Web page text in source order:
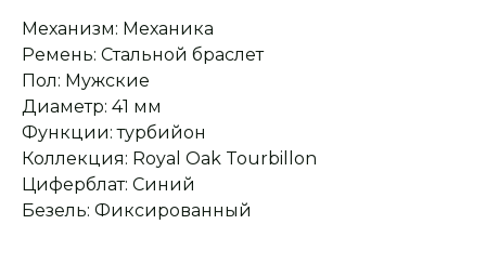
Механизм: Механика
Ремень: Стальной браслет
Пол: Мужские
Диаметр: 41 мм
Функции: турбийон
Коллекция: Royal Oak Tourbillon
Циферблат: Синий
Безель: Фиксированный
гарантийные
обязательства фабрик